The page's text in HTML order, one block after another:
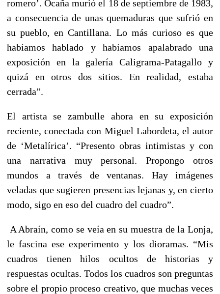
romero’. Ocaña murió el 18 de septiembre de 1983,
a consecuencia de unas quemaduras que sufrió en
su pueblo, en Cantillana. Lo más curioso es que
habíamos hablado y habíamos apalabrado una
exposición en la galería Caligrama-Patagallo y
quizá en otros dos sitios. En realidad, estaba
cerrada”.
El artista se zambulle ahora en su exposición
reciente, conectada con Miguel Labordeta, el autor
de ‘Metalírica’. “Presento obras intimistas y con
una narrativa muy personal. Propongo otros
mundos a través de ventanas. Hay imágenes
veladas que sugieren presencias lejanas y, en cierto
modo, sigo en eso del cuadro del cuadro”.
A Abraín, como se veía en su muestra de la Lonja,
le fascina ese experimento y los dioramas. “Mis
cuadros tienen hilos ocultos de historias y
respuestas ocultas. Todos los cuadros son preguntas
sobre el propio proceso creativo, que muchas veces